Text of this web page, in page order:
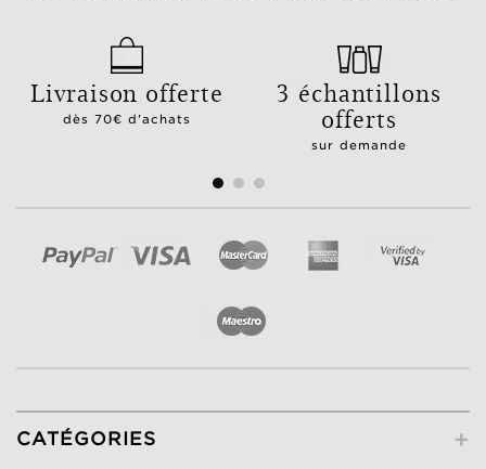
Livraison offerte
dès 70€ d'achats
3 échantillons
offerts
sur demande
+
CATÉGORIES